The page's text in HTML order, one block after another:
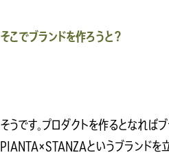
そこでブランドを作ろうと？
そうです。プロダクトを作るとなれば
PIANTA×STANZAというブランドを